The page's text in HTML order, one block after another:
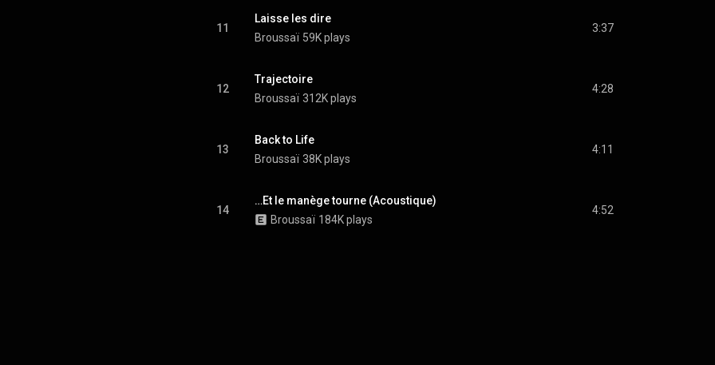
11
Laisse les dire
Broussaï 59K plays
3:37
12
Trajectoire
Broussaï 312K plays
4:28
13
Back to Life
Broussaï 38K plays
4:11
14
…Et le manège tourne (Acoustique)
Broussaï 184K plays
4:52